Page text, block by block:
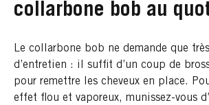
collarbone bob au
Le collarbone bob ne demande que
d’entretien : il suffit d’un coup de
pour remettre les cheveux en place.
effet flou et vaporeux, munissez-vous